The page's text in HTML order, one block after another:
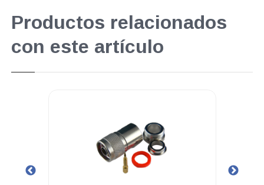
Productos relacionados
con este artículo